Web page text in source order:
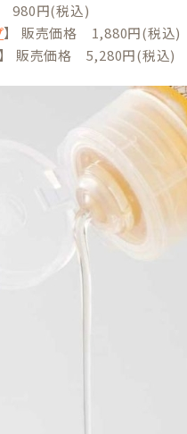
980円(税込)
】 販売価格 1,880円(税込)
】 販売価格 5,280円(税込)